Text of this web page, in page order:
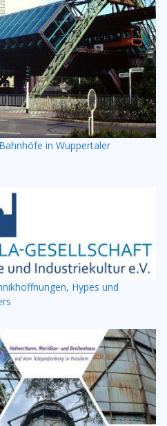
in Wuppertaler
Hypes und